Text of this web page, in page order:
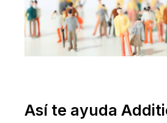
Así te ayuda